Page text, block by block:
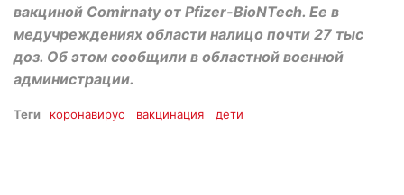
вакциной Comirnaty от Pfizer-BioNTech. Ее в
медучреждениях области налицо почти 27 тыс
доз. Об этом сообщили в областной военной
администрации.
Теги коронавирус вакцинация дети